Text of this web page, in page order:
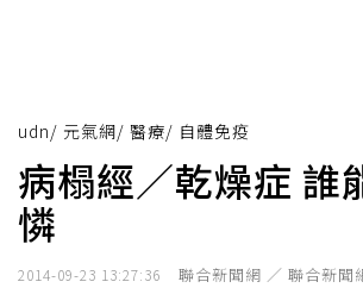
udn/ 元氣網/ 醫療/ 自體免疫
病榻經／乾燥症 誰
憐
2014-09-23 13:27:36 聯合新聞網 ／ 聯合新聞